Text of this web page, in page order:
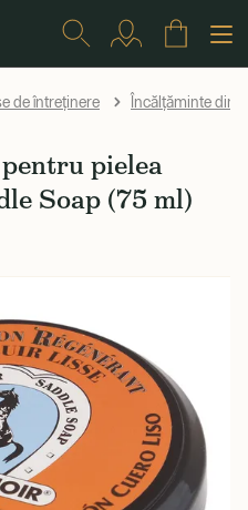
de întreținere Încălțăminte din
pielea
Soap (75 ml)